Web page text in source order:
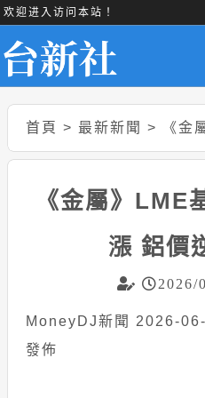
欢迎进入访问本站！
首頁 > 最新新聞 > 《金屬
《金屬》LME
漲 鋁價
2026/
MoneyDJ新聞 2026-
發佈